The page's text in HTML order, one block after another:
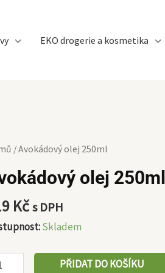
EKO drogerie a kosmetika
/ Avokádový olej 250ml
olej 250ml
Kčs DPH
Skladem
PŘIDAT DO KOŠÍKU